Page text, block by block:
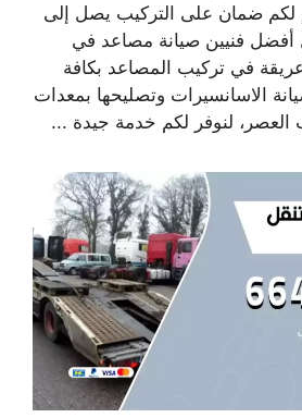
لكم ضمان على التركيب يصل إلى
أفضل فنيين صيانة مصاعد في
في تركيب المصاعد بكافة
الاسانسيرات وتصليحها بمعدات
العصر، لنوفر لكم خدمة جيدة ...